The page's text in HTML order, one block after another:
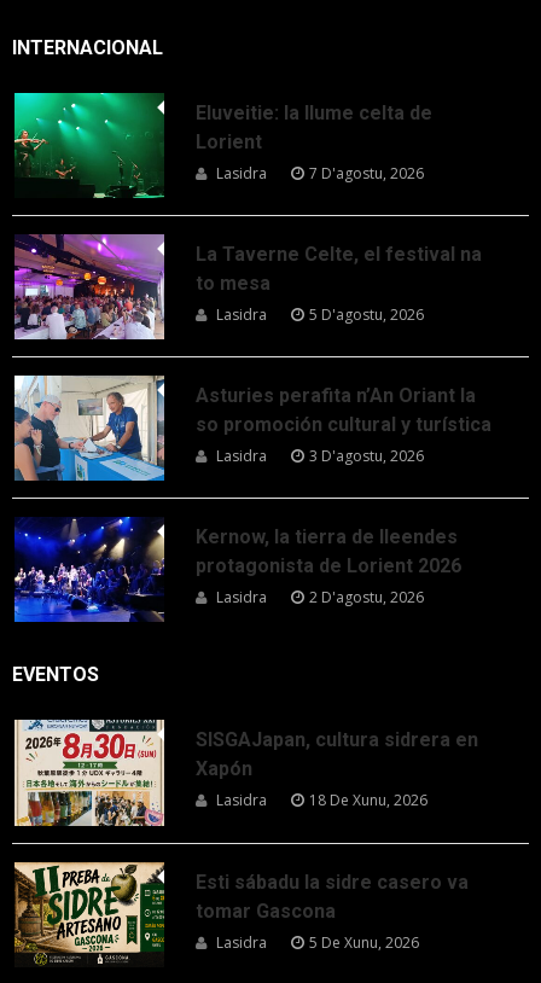
INTERNACIONAL
Eluveitie: la llume celta de
Lorient
Lasidra 7 D'agostu, 2026
La Taverne Celte, el festival na
to mesa
Lasidra 5 D'agostu, 2026
Asturies perafita n’An Oriant la
so promoción cultural y turística
Lasidra 3 D'agostu, 2026
Kernow, la tierra de lleendes
protagonista de Lorient 2026
Lasidra 2 D'agostu, 2026
EVENTOS
SISGAJapan, cultura sidrera en
Xapón
Lasidra 18 De Xunu, 2026
Esti sábadu la sidre casero va
tomar Gascona
Lasidra 5 De Xunu, 2026